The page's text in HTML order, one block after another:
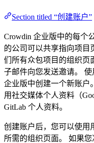
Section titled “创建账户”
Crowdin 企业版中的每个
的公司可以共享指向项目
们所有众包项目的组织页
子邮件向您发送邀请。
企业版中创建一个新账户
用社交媒体个人资料（
GitLab 个人资料。
创建账户后，您可以使用
所需的组织页面。 如果